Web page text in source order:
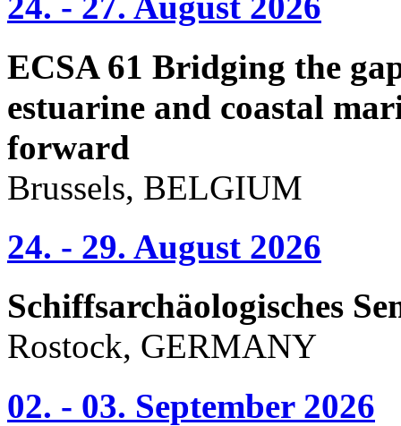
ECSA 61 Bridging the
estuarine and coastal
forward
Brussels, BELGIUM
24. - 29. August 2026
Schiffsarchäologisches
Rostock, GERMANY
02. - 03. September 2026